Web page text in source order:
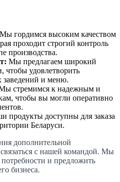
Мы гордимся высоким качеством
проходит строгий контроль
производства.
Мы предлагаем широкий
чтобы удовлетворить
заведений и меню.
стремимся к надежным и
чтобы вы могли оперативно
продукты доступны для заказа
Беларуси.
дополнительной
с нашей командой. Мы
и предложить
бизнеса.